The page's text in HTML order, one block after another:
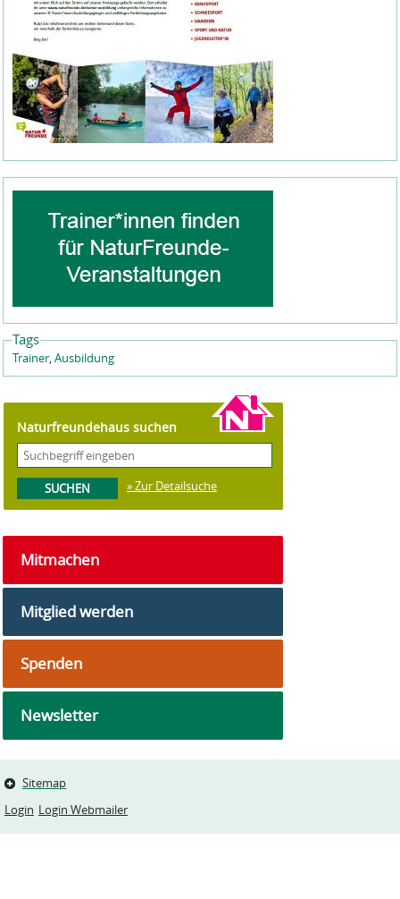
Tags
Trainer,Ausbildung
Naturfreundehaus suchen
» Zur Detailsuche
Mitmachen
Mitglied werden
Spenden
Newsletter
Sitemap
Login Login Webmailer